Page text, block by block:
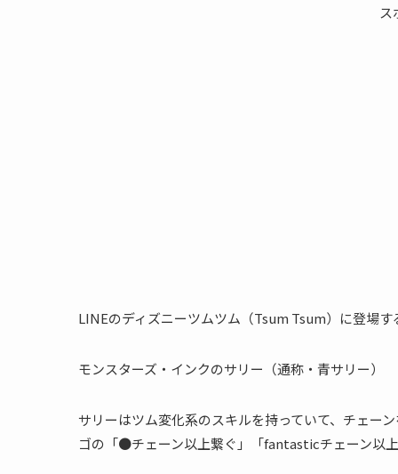
ス
LINEのディズニーツムツム（Tsum Tsum）に登場す
モンスターズ・インクのサリー（通称・青サリー）
サリーはツム変化系のスキルを持っていて、チェー
ゴの「●チェーン以上繋ぐ」「fantasticチェーン以